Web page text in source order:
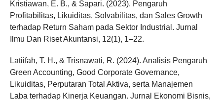
Kristiawan, E. B., & Sapari. (2023). Pengaruh
Profitabilitas, Likuiditas, Solvabilitas, dan Sales Growth
terhadap Return Saham pada Sektor Industrial. Jurnal
Ilmu Dan Riset Akuntansi, 12(1), 1–22.
Latiifah, T. H., & Trisnawati, R. (2024). Analisis Pengaruh
Green Accounting, Good Corporate Governance,
Likuiditas, Perputaran Total Aktiva, serta Manajemen
Laba terhadap Kinerja Keuangan. Jurnal Ekonomi Bisnis,